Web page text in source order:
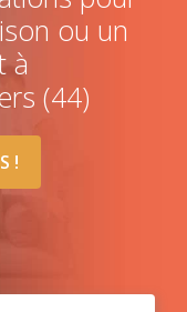
ou un
à
(44)
!